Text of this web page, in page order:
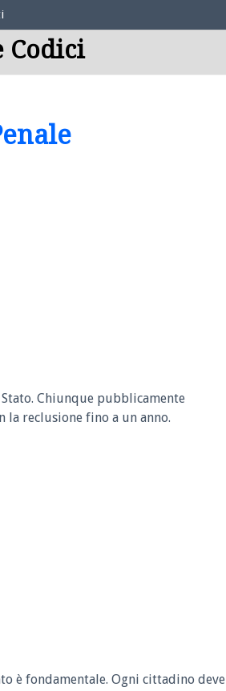
Codici
Chiunque pubblicamente
reclusione fino a un anno.
è fondamentale. Ogni cittadino deve